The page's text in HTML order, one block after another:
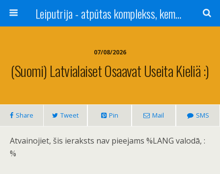
Leiputrija - atpūtas komplekss, kempings, viesu nams pie Rīgas / Camping, caravan site, bed and breakfast near Riga / Camping, caravanas, bungalows Letonia / Campingplatz, Caravanpark, Zimmer in Lettland / Kемпинг и гостевой дом к Риги
07/08/2026
(Suomi) Latvialaiset Osaavat Useita Kieliä :)
Share Tweet Pin Mail SMS
Atvainojiet, šis ieraksts nav pieejams %LANG valodā, :
%